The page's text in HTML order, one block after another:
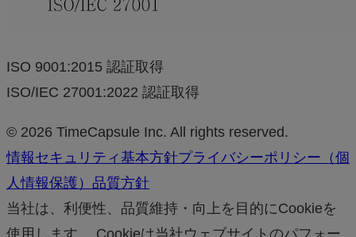
ISO 9001:2015 認証取得
ISO/IEC 27001:2022 認証取得
© 2026 TimeCapsule Inc. All rights reserved.
情報セキュリティ基本方針プライバシーポリシー（個
人情報保護） 品質方針
当社は、利便性、品質維持・向上を目的にCookieを
使用します。 Cookieは当社ウェブサイトのパフォー